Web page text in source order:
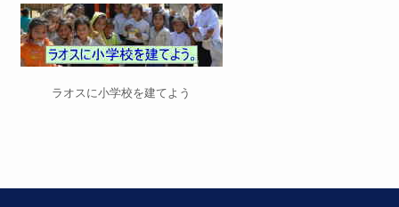
ラオスに小学校を建てよう